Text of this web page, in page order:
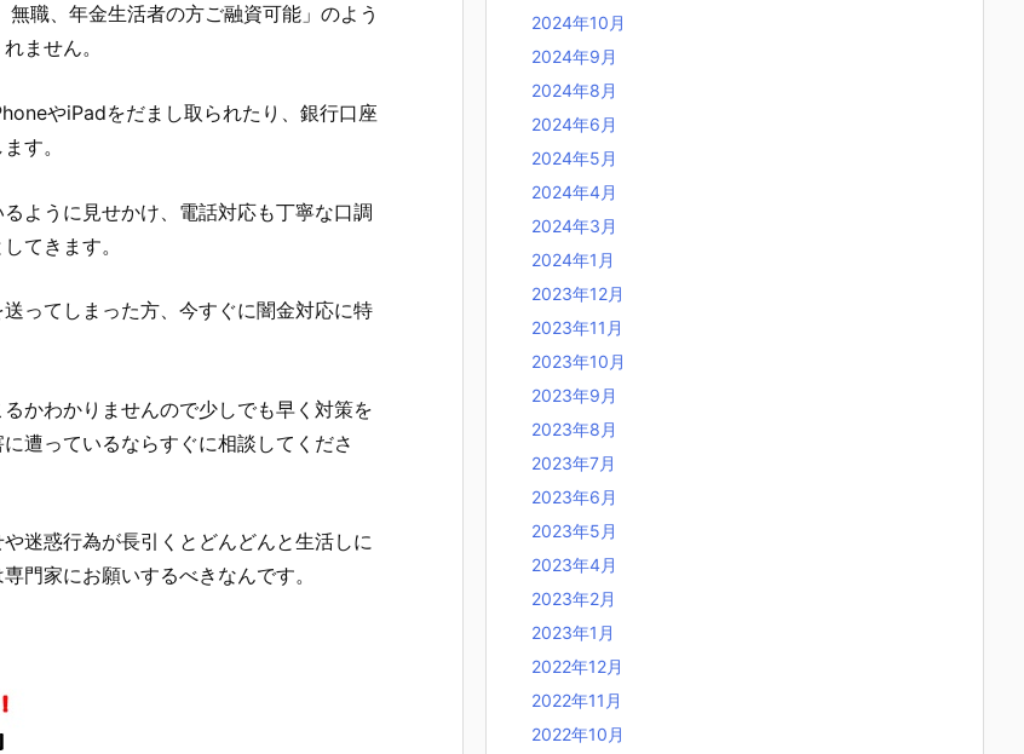
職、年金生活者の方ご融資可能」のよう
ません。
やiPadをだまし取られたり、銀行口座
す。
ように見せかけ、電話対応も丁寧な口調
てきます。
ってしまった方、今すぐに闇金対応に特
かわかりませんので少しでも早く対策を
遭っているならすぐに相談してくださ
迷惑行為が長引くとどんどんと生活しに
門家にお願いするべきなんです。
2024年10月
2024年9月
2024年8月
2024年6月
2024年5月
2024年4月
2024年3月
2024年1月
2023年12月
2023年11月
2023年10月
2023年9月
2023年8月
2023年7月
2023年6月
2023年5月
2023年4月
2023年2月
2023年1月
2022年12月
2022年11月
2022年10月